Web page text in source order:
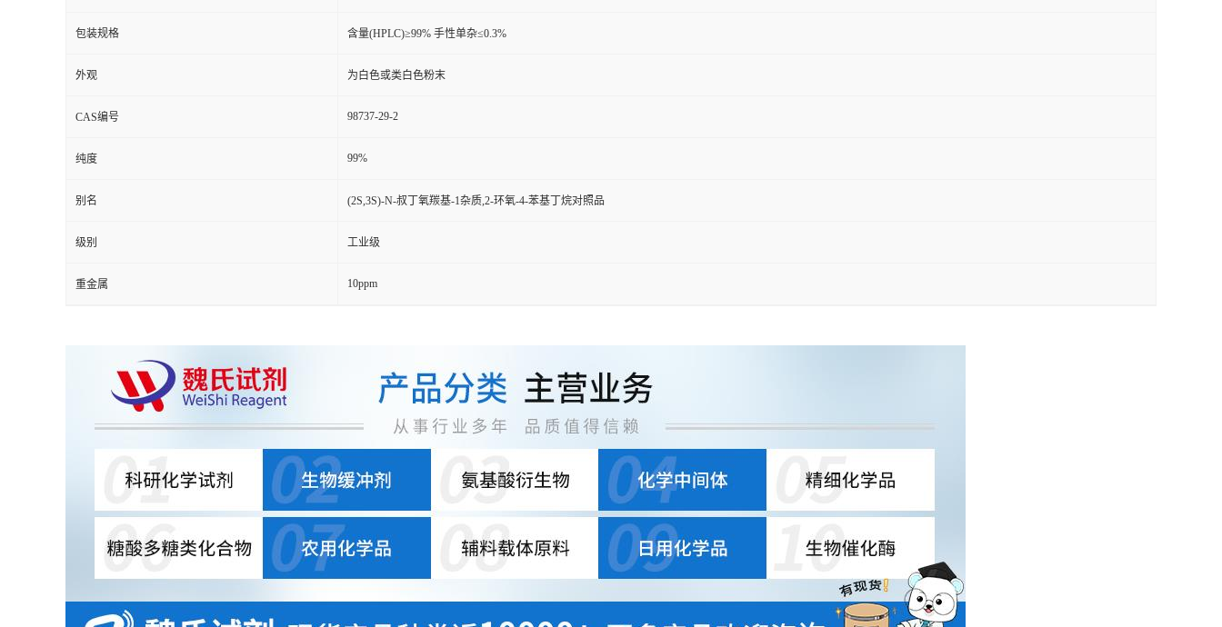
包装规格 含量(HPLC)≥99% 手性单杂≤0.3%
外观 为白色或类白色粉末
CAS编号 98737-29-2
纯度 99%
别名 (2S,3S)-N-叔丁氧羰基-1杂质,2-环氧-4-苯基丁烷对照品
级别 工业级
重金属 10ppm